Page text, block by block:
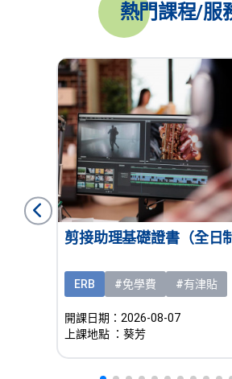
熱門課程/服
剪接助理基礎證書（全日
ERB #免學費 #有津貼
開課日期：2026-08-07
上課地點 ：葵芳